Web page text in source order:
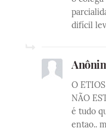
difícil
O
NÃO
é tudo
entao..